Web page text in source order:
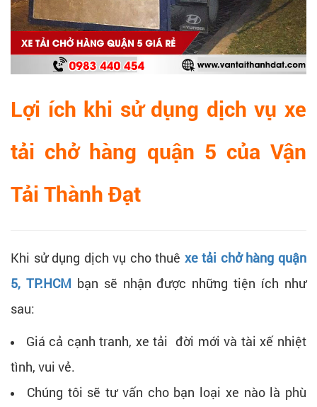
Lợi ích khi sử dụng dịch vụ xe
tải chở hàng quận 5 của Vận
Tải Thành Đạt
Khi sử dụng dịch vụ cho thuê xe tải chở hàng quận
5, TP.HCM bạn sẽ nhận được những tiện ích như
sau:
Giá cả cạnh tranh, xe tải đời mới và tài xế nhiệt
tình, vui vẻ.
Chúng tôi sẽ tư vấn cho bạn loại xe nào là phù